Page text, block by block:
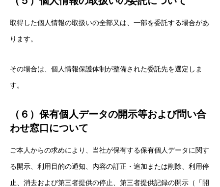
取得した個人情報の取扱いの全部又は、一部を委託する場合があ
ります。
その場合は、個人情報保護体制が整備された委託先を選定しま
す。
（６）保有個人データの開示等および問い合
わせ窓口について
ご本人からの求めにより、当社が保有する保有個人データに関す
る開示、利用目的の通知、内容の訂正・追加または削除、利用停
止、消去および第三者提供の停止、第三者提供記録の開示（「開